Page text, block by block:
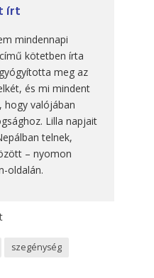
írt
mindennapi
kötetben írta
meg az
és mi mindent
valójában
Lilla napjait
telnek,
– nyomon
oldalán.
szegénység